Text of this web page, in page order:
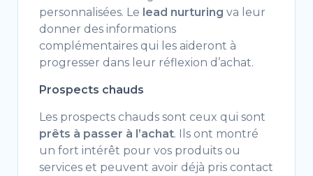
personnalisées. Le lead nurturing va leur
donner des informations
complémentaires qui les aideront à
progresser dans leur réflexion d’achat.
Prospects chauds
Les prospects chauds sont ceux qui sont
prêts à passer à l’achat. Ils ont montré
un fort intérêt pour vos produits ou
services et peuvent avoir déjà pris contact